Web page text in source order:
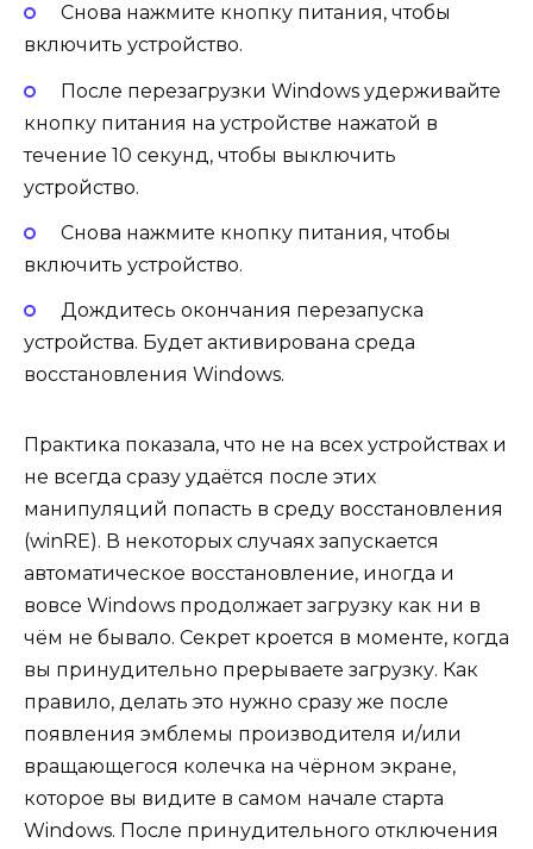
Снова нажмите кнопку питания, чтобы
включить устройство.
После перезагрузки Windows удерживайте
кнопку питания на устройстве нажатой в
течение 10 секунд, чтобы выключить
устройство.
Снова нажмите кнопку питания, чтобы
включить устройство.
Дождитесь окончания перезапуска
устройства. Будет активирована среда
восстановления Windows.
Практика показала, что не на всех устройствах и
не всегда сразу удаётся после этих
манипуляций попасть в среду восстановления
(winRE). В некоторых случаях запускается
автоматическое восстановление, иногда и
вовсе Windows продолжает загрузку как ни в
чём не бывало. Секрет кроется в моменте, когда
вы принудительно прерываете загрузку. Как
правило, делать это нужно сразу же после
появления эмблемы производителя и/или
вращающегося колечка на чёрном экране,
которое вы видите в самом начале старта
Windows. После принудительного отключения